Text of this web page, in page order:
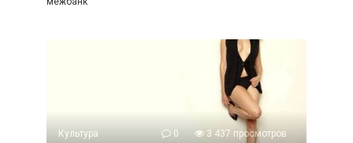
Культура 0 3 437 просмотров